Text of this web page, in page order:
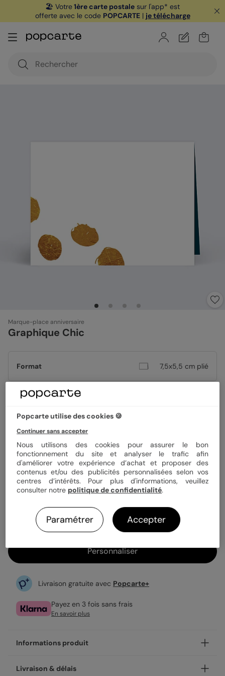
🏖️ Votre1ère carte postale sur l'app* est
offerte avec le code POPCARTE| je télécharge
Marque-place anniversaire
Graphique Chic
Format 7,5x5,5 cm plié
14,00 €
Vendu en lot de 8
Expédition rapide en 48h
Personnaliser
Livraison gratuite avec Popcarte+
Payez en 3 fois sans frais
En savoir plus
Informations produit
Personnalisez votre marque place Graphique Chic, et
Livraison & délais
Popcarte utilise des cookies 🍪
Continuer sans accepter
Nous utilisons des cookies pour assurer le bon
fonctionnement du site et analyser le trafic afin
d'améliorer votre expérience d’achat et proposer des
contenus et/ou des publicités personnalisées selon vos
centres d’intérêts. Pour plus d'informations, veuillez
consulter notre politique de confidentialité.
Paramétrer Accepter